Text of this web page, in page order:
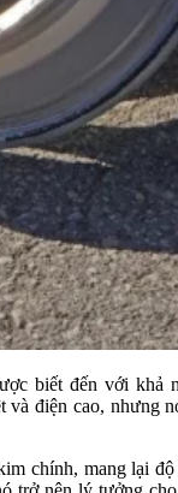
biết đến với khả
và điện cao, nhưng
chính, mang lại độ